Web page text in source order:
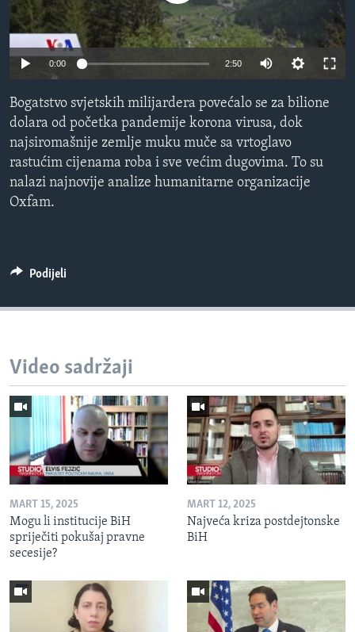
MAGAZIN
O GLASU AMERIKE
PRATITE NAS
Jezici
0:00 2:50
Bogatstvo svjetskih milijardera povećalo se za bilione
dolara od početka pandemije korona virusa, dok
najsiromašnije zemlje muku muče sa vrtoglavo
rastućim cijenama roba i sve većim dugovima. To su
nalazi najnovije analize humanitarne organizacije
Oxfam.
Podijeli
Video sadržaji
MART 15, 2025
Mogu li institucije BiH
spriječiti pokušaj pravne
secesije?
MART 12, 2025
Najveća kriza postdejtonske
BiH